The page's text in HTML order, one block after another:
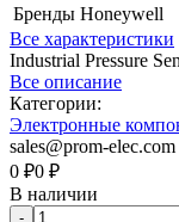
Бренды Honeywell
Все характеристики
Industrial Pressure
Все описание
Категории:
Электронные
sales@prom-elec.com
0 ₽0 ₽
В наличии
-